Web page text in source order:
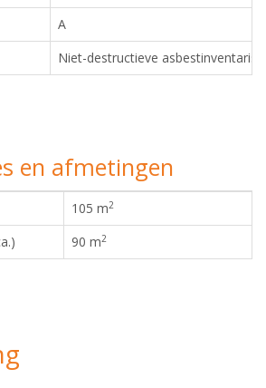
A
Niet-destructieve asbestinventaris
en afmetingen
105 m2
90 m2